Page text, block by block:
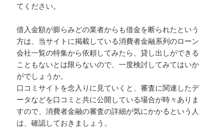
てください。
借入金額が膨らみどの業者からも借金を断られたという
方は、当サイトに掲載している消費者金融系列のローン
会社一覧の特集から依頼してみたら、貸し出しができる
こともないとは限らないので、一度検討してみてはいか
がでしょうか。
口コミサイトを念入りに見ていくと、審査に関連したデ
ータなどを口コミと共に公開している場合が時々ありま
すので、消費者金融の審査の詳細が気にかかるという人
は、確認しておきましょう。